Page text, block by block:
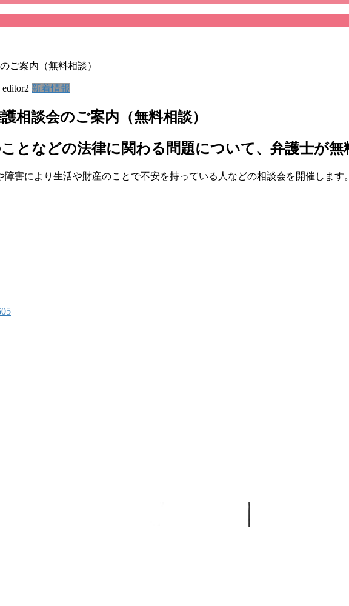
ご案内（無料相談）
editor2 新着情報
相談会のご案内（無料相談）
となどの法律に関わる問題について、弁護士が無
害により生活や財産のことで不安を持っている人などの相談会を開催します。